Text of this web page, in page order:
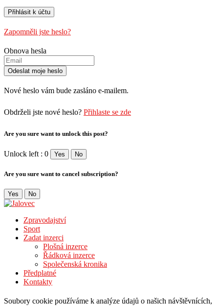
Zapomněli jste heslo?
Obnova hesla
Nové heslo vám bude zasláno e-mailem.
Obdrželi jste nové heslo? Přihlaste se zde
Are you sure want to unlock this post?
Unlock left : 0 Yes No
Are you sure want to cancel subscription?
Yes No
Zpravodajství
Sport
Zadat inzerci
Plošná inzerce
Řádková inzerce
Společenská kronika
Předplatné
Kontakty
Soubory cookie používáme k analýze údajů o našich návštěvnících,